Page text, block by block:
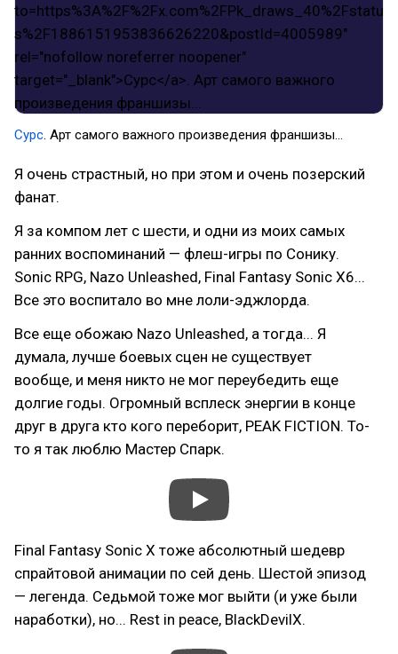
Сурс. Арт самого важного произведения франшизы...
Я очень страстный, но при этом и очень позерский
фанат.
Я за компом лет с шести, и одни из моих самых
ранних воспоминаний — флеш-игры по Сонику.
Sonic RPG, Nazo Unleashed, Final Fantasy Sonic X6...
Все это воспитало во мне лоли-эджлорда.
Все еще обожаю Nazo Unleashed, а тогда... Я
думала, лучше боевых сцен не существует
вообще, и меня никто не мог переубедить еще
долгие годы. Огромный всплеск энергии в конце
друг в друга кто кого переборит, PEAK FICTION. То-
то я так люблю Мастер Спарк.
Final Fantasy Sonic X тоже абсолютный шедевр
спрайтовой анимации по сей день. Шестой эпизод
— легенда. Седьмой тоже мог выйти (и уже были
наработки), но... Rest in peace, BlackDevilX.